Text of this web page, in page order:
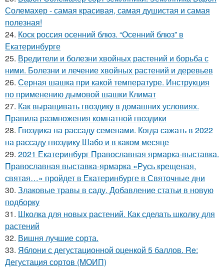
Солемахер - самая красивая, самая душистая и самая
полезная!
24. Коск россия осенний блюз. “Осенний блюз” в
Екатеринбурге
25. Вредители и болезни хвойных растений и борьба с
ними. Болезни и лечение хвойных растений и деревьев
26. Серная шашка при какой температуре. Инструкция
по применению дымовой шашки Климат
27. Как выращивать гвоздику в домашних условиях.
Правила размножения комнатной гвоздики
28. Гвоздика на рассаду семенами. Когда сажать в 2022
на рассаду гвоздику Шабо и в каком месяце
29. 2021 Екатеринбург Православная ярмарка-выставка.
Православная выставка-ярмарка «Русь крещеная,
святая…» пройдет в Екатеринбурге в Святочные дни
30. Злаковые травы в саду. Добавление статьи в новую
подборку
31. Школка для новых растений. Как сделать школку для
растений
32. Вишня лучшие сорта.
33. Яблони с дегустационной оценкой 5 баллов. Re:
Дегустация сортов (МОИП)